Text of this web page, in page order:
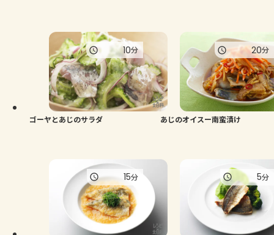
ゴーヤとあじのサラダ
10分
あじのオイスー南蛮漬け
20分
15分 5分